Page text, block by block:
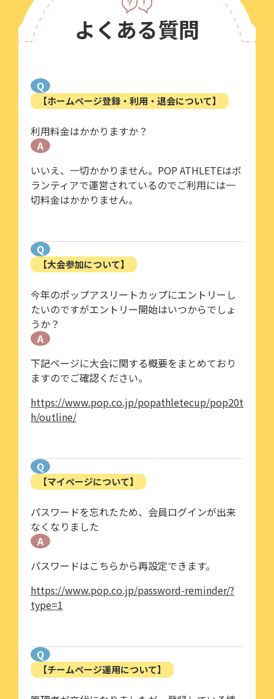
よくある質問
Q
【ホームページ登録・利用・退会について】
利用料金はかかりますか？
A
いいえ、一切かかりません。POP ATHLETEはボ
ランティアで運営されているのでご利用には一
切料金はかかりません。
Q
【大会参加について】
今年のポップアスリートカップにエントリーし
たいのですがエントリー開始はいつからでしょ
うか？
A
下記ページに大会に関する概要をまとめており
ますのでご確認ください。
https://www.pop.co.jp/popathletecup/pop20t
h/outline/
Q
【マイページについて】
パスワードを忘れたため、会員ログインが出来
なくなりました
A
パスワードはこちらから再設定できます。
https://www.pop.co.jp/password-reminder/?
type=1
Q
【チームページ運用について】